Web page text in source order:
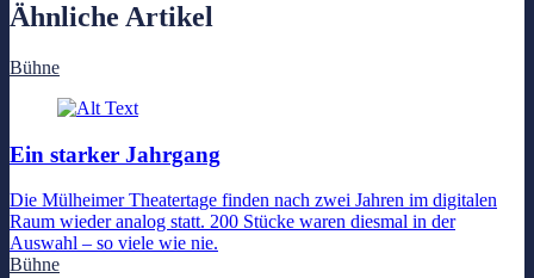
Ähnliche Artikel
Bühne
Ein starker Jahrgang
Die Mülheimer Theatertage finden nach zwei Jahren im digitalen
Raum wieder analog statt. 200 Stücke waren diesmal in der
Auswahl – so viele wie nie.
Bühne